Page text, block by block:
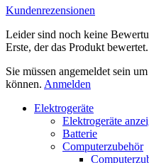
Kundenrezensionen
Leider sind noch keine
Erste, der das Produkt bewertet.
Sie müssen angemeldet sein
können. Anmelden
Elektrogeräte
Elektrogeräte
Batterie
Computerzubehör